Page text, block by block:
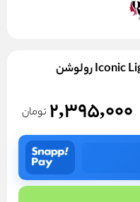
2,395,000 تومان